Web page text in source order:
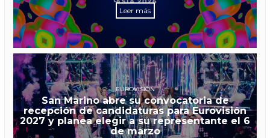
Leer más
EUROVISIÓN
San Marino abre su convocatoria de
recepción de candidaturas para Eurovisión
2027 y planea elegir a su representante el 6
de marzo